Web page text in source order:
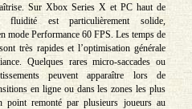
Sur Xbox Series X et PC haut de
fluidité est particulièrement solide,
mode Performance 60 FPS. Les temps de
très rapides et l’optimisation générale
Quelques rares micro-saccades ou
peuvent apparaître lors de
en ligne ou dans les zones les plus
point remonté par plusieurs joueurs au